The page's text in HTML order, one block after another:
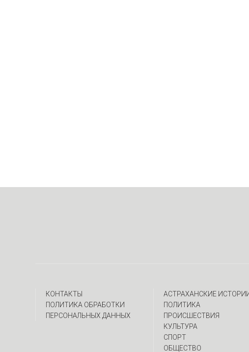
КОНТАКТЫ
ПОЛИТИКА ОБРАБОТКИ
ПЕРСОНАЛЬНЫХ ДАННЫХ
АСТРАХАНСКИЕ
ПОЛИТИКА
ПРОИСШЕСТВИЯ
КУЛЬТУРА
СПОРТ
ОБЩЕСТВО